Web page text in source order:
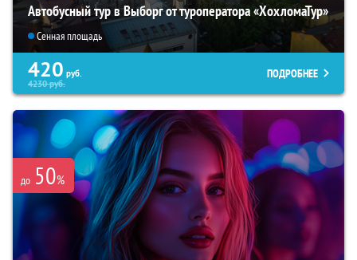
Автобусный тур в Выборг от туроператора «ХохломаТур»
Сенная площадь
420 руб.
4230руб.
ПОДРОБНЕЕ
до 50%